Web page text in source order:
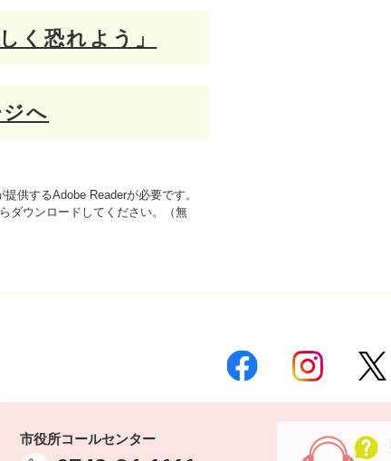
く恐れよう」
へ
供するAdobe Readerが必要です。
ダウンロードしてください。（無
市役所コールセンター